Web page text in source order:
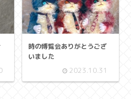
時の博覧会ありがとうござ
いました
2023.10.31